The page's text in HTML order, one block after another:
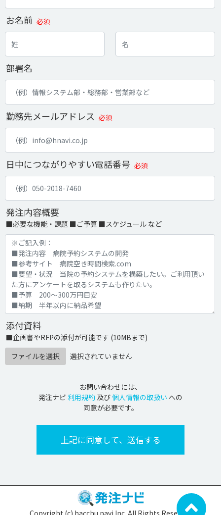
お名前 必須
部署名
勤務先メールアドレス 必須
日中につながりやすい電話番号 必須
発注内容概要
■必要な機能・課題 ■ご予算 ■スケジュール など
添付資料
■企画書やRFPの添付が可能です (10MBまで)
ファイルを選択
選択されていません
お問い合わせには、
発注ナビ 利用規約 及び個人情報の取扱い への
同意が必要です。